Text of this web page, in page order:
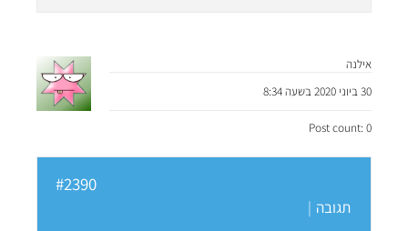
אילנה
30 ביוני 2020 בשעה 8:34
Post count: 0
#2390
תגובה |